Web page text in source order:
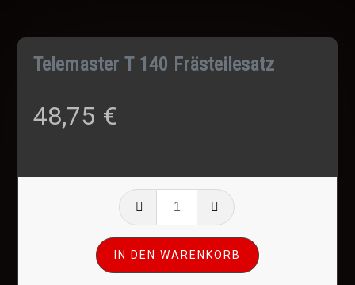
Telemaster T 140 Frästeilesatz
48,75 €
Telemaster
140
Frästeilesatz
Menge
IN DEN WARENKORB